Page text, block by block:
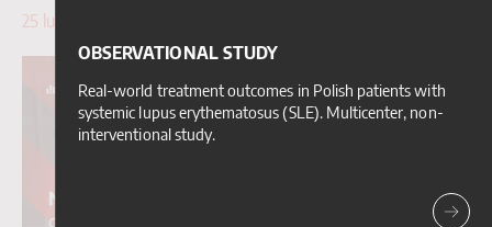
25 lutego 2026
OBSERVATIONAL STUDY
Real-world treatment outcomes in Polish patients with
systemic lupus erythematosus (SLE). Multicenter, non-
interventional study.